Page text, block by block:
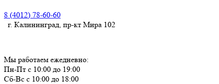
8 (4012) 78-60-60
г. Калининград, пр-кт Мира 102
Мы работаем ежедневно:
Пн-Пт с 10:00 до 19:00
Сб-Вс с 10:00 до 18:00